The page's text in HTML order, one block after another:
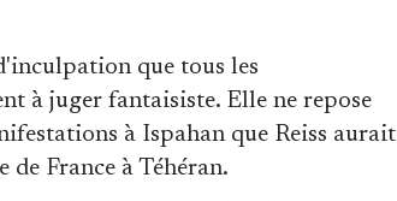
que tous les
à juger fantaisiste. Elle ne repose
à Ispahan que Reiss aurait
France à Téhéran.